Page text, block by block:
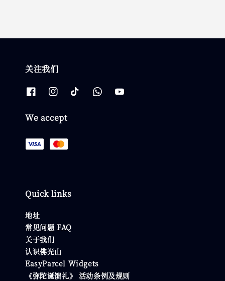
关注我们
We accept
Quick links
地址
常见问题 FAQ
关于我们
认识佛光山
EasyParcel Widgets
《弥陀诞馈礼》 活动条例及规则